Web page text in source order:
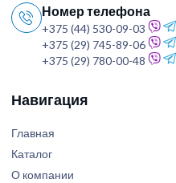
Номер телефона
+375 (44) 530-09-03
+375 (29) 745-89-06
+375 (29) 780-00-48
Навигация
Главная
Каталог
О компании